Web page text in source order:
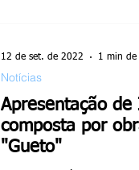
Apresentação de
composta por
"Gueto"
Notícias
12 de set. de 2022 1 min de